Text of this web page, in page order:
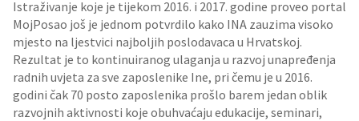
Istraživanje koje je tijekom 2016. i 2017. godine proveo portal
MojPosao još je jednom potvrdilo kako INA zauzima visoko
mjesto na ljestvici najboljih poslodavaca u Hrvatskoj.
Rezultat je to kontinuiranog ulaganja u razvoj unapređenja
radnih uvjeta za sve zaposlenike Ine, pri čemu je u 2016.
godini čak 70 posto zaposlenika prošlo barem jedan oblik
razvojnih aktivnosti koje obuhvaćaju edukacije, seminari,